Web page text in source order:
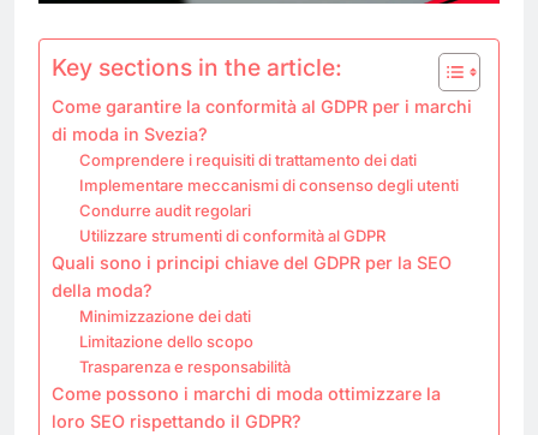
Key sections in the article:
Come garantire la conformità al GDPR per i marchi
di moda in Svezia?
Comprendere i requisiti di trattamento dei dati
Implementare meccanismi di consenso degli utenti
Condurre audit regolari
Utilizzare strumenti di conformità al GDPR
Quali sono i principi chiave del GDPR per la SEO
della moda?
Minimizzazione dei dati
Limitazione dello scopo
Trasparenza e responsabilità
Come possono i marchi di moda ottimizzare la
loro SEO rispettando il GDPR?